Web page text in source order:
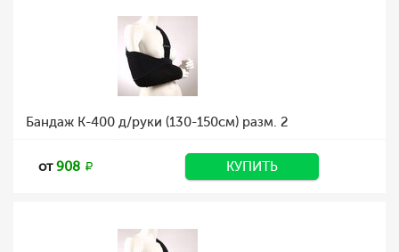
Бандаж К-400 д/руки (130-150см) разм. 2
от908 КУПИТЬ